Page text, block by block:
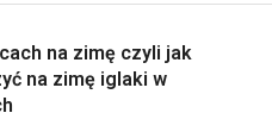
na zimę czyli jak
na zimę iglaki w